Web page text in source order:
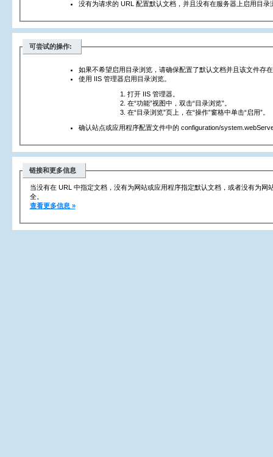
没有为请求的 URL 配置默认文档，并且没有在服务器上启用目录
可尝试的操作:
如果不希望启用目录浏览，请确保配置了默认文档并且该文件存
使用 IIS 管理器启用目录浏览。
打开 IIS 管理器。
在“功能”视图中，双击“目录浏览”。
在“目录浏览”页上，在“操作”窗格中单击“启用”。
确认站点或应用程序配置文件中的 configuration/
链接和更多信息
当没有在 URL 中指定文档，没有为网站或应用程序指定默认文档，或者没有为
全。
查看更多信息 »